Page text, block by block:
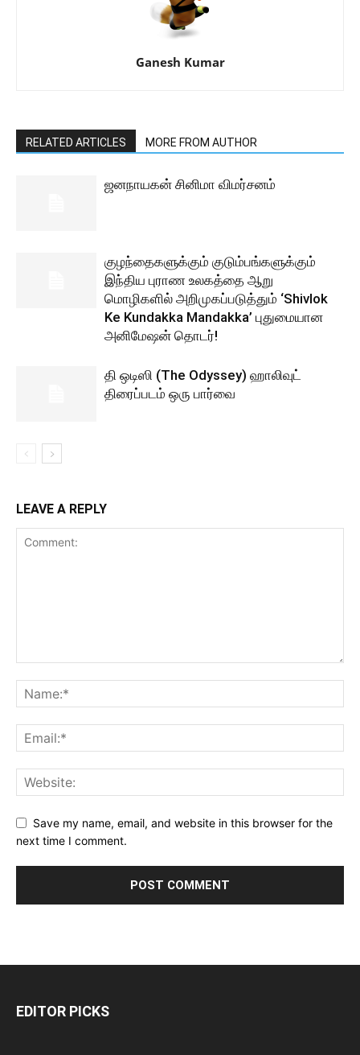
Ganesh Kumar
RELATED ARTICLES MORE FROM AUTHOR
ஜனநாயகன் சினிமா விமர்சனம்
குழந்தைகளுக்கும் குடும்பங்களுக்கும்
இந்திய புராண உலகத்தை ஆறு
மொழிகளில் அறிமுகப்படுத்தும் ‘Shivlok
Ke Kundakka Mandakka’ புதுமையான
அனிமேஷன் தொடர்!
தி ஒடிஸி (The Odyssey) ஹாலிவுட்
திரைப்படம் ஒரு பார்வை
LEAVE A REPLY
Save my name, email, and website in this browser for the
next time I comment.
EDITOR PICKS